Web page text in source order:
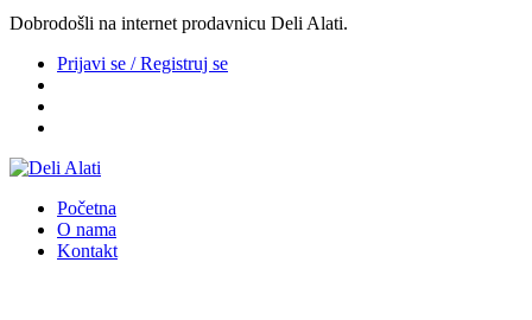
Dobrodošli na internet prodavnicu Deli Alati.
Prijavi se / Registruj se
Početna
O nama
Kontakt